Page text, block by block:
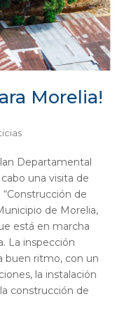
Morelia!
Departamental
una visita de
de
de Morelia,
está en marcha
La inspección
buen ritmo, con un
la instalación
construcción de